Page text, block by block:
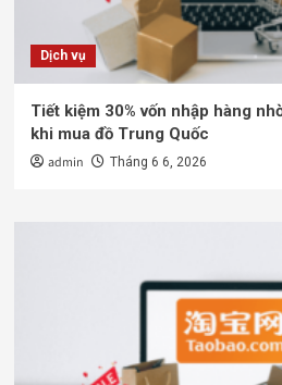
Dịch vụ
Tiết kiệm 30% vốn nhập hàng
khi mua đồ Trung Quốc
admin Tháng 6 6, 2026